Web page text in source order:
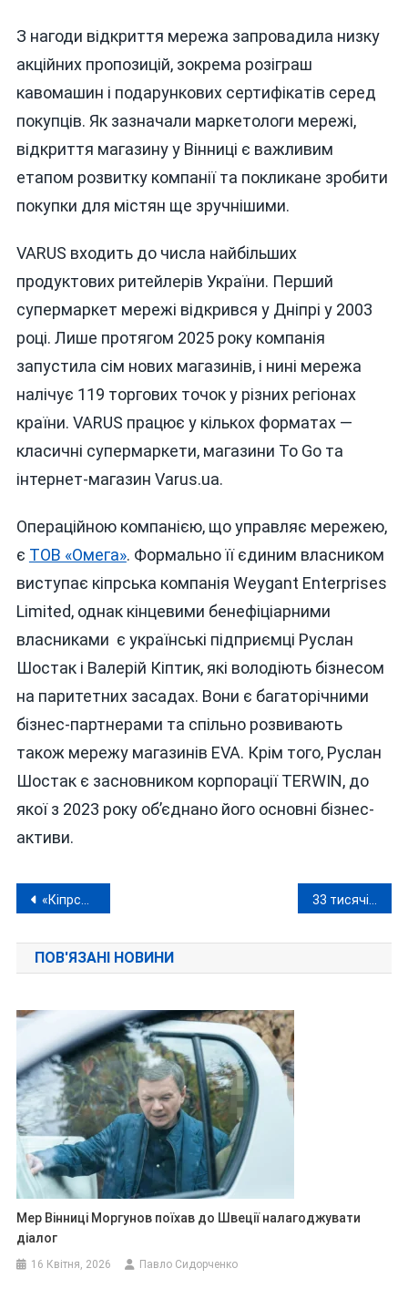
З нагоди відкриття мережа запровадила низку
акційних пропозицій, зокрема розіграш
кавомашин і подарункових сертифікатів серед
покупців. Як зазначали маркетологи мережі,
відкриття магазину у Вінниці є важливим
етапом розвитку компанії та покликане зробити
покупки для містян ще зручнішими.
VARUS входить до числа найбільших
продуктових ритейлерів України. Перший
супермаркет мережі відкрився у Дніпрі у 2003
році. Лише протягом 2025 року компанія
запустила сім нових магазинів, і нині мережа
налічує 119 торгових точок у різних регіонах
країни. VARUS працює у кількох форматах —
класичні супермаркети, магазини To Go та
інтернет-магазин Varus.ua.
Операційною компанією, що управляє мережею,
є ТОВ «Омега». Формально її єдиним власником
виступає кіпрська компанія Weygant Enterprises
Limited, однак кінцевими бенефіціарними
власниками є українські підприємці Руслан
Шостак і Валерій Кіптик, які володіють бізнесом
на паритетних засадах. Вони є багаторічними
бізнес-партнерами та спільно розвивають
також мережу магазинів EVA. Крім того, Руслан
Шостак є засновником корпорації TERWIN, до
якої з 2023 року об’єднано його основні бізнес-
активи.
Навігація
записів
«Кіпрські двійнята» за 15 тисяч доларів: як киянин докупив собі неіснуючих дітей 33 тисячі доларів за фіктивну інвалідність: у Вінниці затримали чергового «рішалу»
ПОВ'ЯЗАНІ НОВИНИ
Мер Вінниці Моргунов поїхав до Швеції налагоджувати
діалог
16 Квітня, 2026 Павло Сидорченко